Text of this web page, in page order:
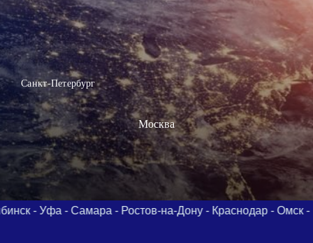
Санкт-Петербург
Москва
- Ростов-на-Дону - Краснодар - Омск - Воронеж - Пермь -